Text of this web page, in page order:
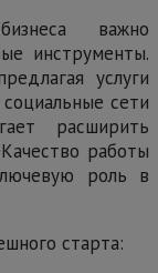
важно
инструменты.
услуги
сети
расширить
работы
роль в
старта: